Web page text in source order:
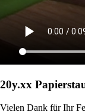
20y.xx
Vielen Dank für Ihr